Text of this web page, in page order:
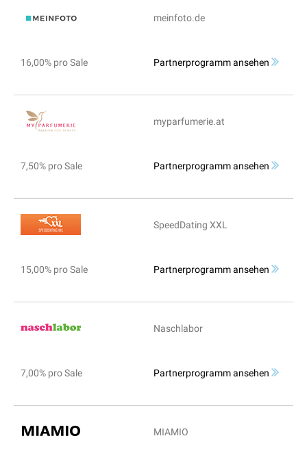
meinfoto.de
16,00% pro Sale Partnerprogramm ansehen
myparfumerie.at
7,50% pro Sale Partnerprogramm ansehen
SpeedDating XXL
15,00% pro Sale Partnerprogramm ansehen
Naschlabor
7,00% pro Sale Partnerprogramm ansehen
MIAMIO